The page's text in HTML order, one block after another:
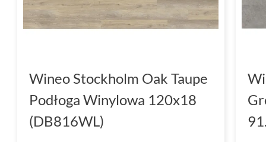
Wineo Stockholm Oak Taupe
Podłoga Winylowa 120x18
(DB816WL)